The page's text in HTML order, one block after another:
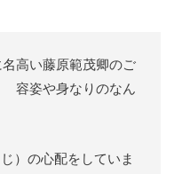
名高い藤原範茂卿のご
容姿や身なりのなん
）の心配をしていま